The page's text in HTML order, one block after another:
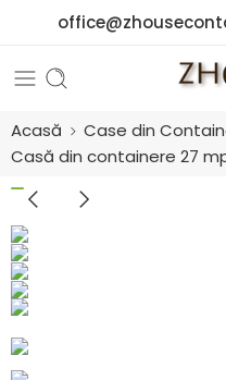
Acasă
Case din
Casă din containere 27